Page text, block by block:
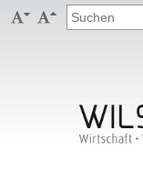
 